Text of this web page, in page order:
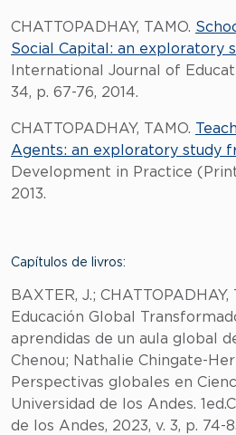
CHATTOPADHAY, TAMO.
Social Capital: an exploratory
International Journal of
34, p. 67-76, 2014.
CHATTOPADHAY, TAMO.
Agents: an exploratory study
Development in Practice
2013.
Capítulos de livros:
BAXTER, J.;
Educación Global
aprendidas de un aula global
Chenou; Nathalie Chingate-
Perspectivas globales en
Universidad de los Andes.
de los Andes, 2023, v. 3, p. 74-